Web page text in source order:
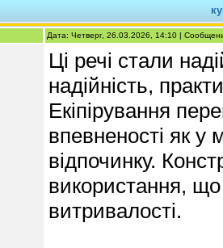
Дата: Четверг, 26.03.2026, 14:10 |
Ці речі стали
надійність,
Екіпірування
впевненості як у
відпочинку.
використання,
витривалості.